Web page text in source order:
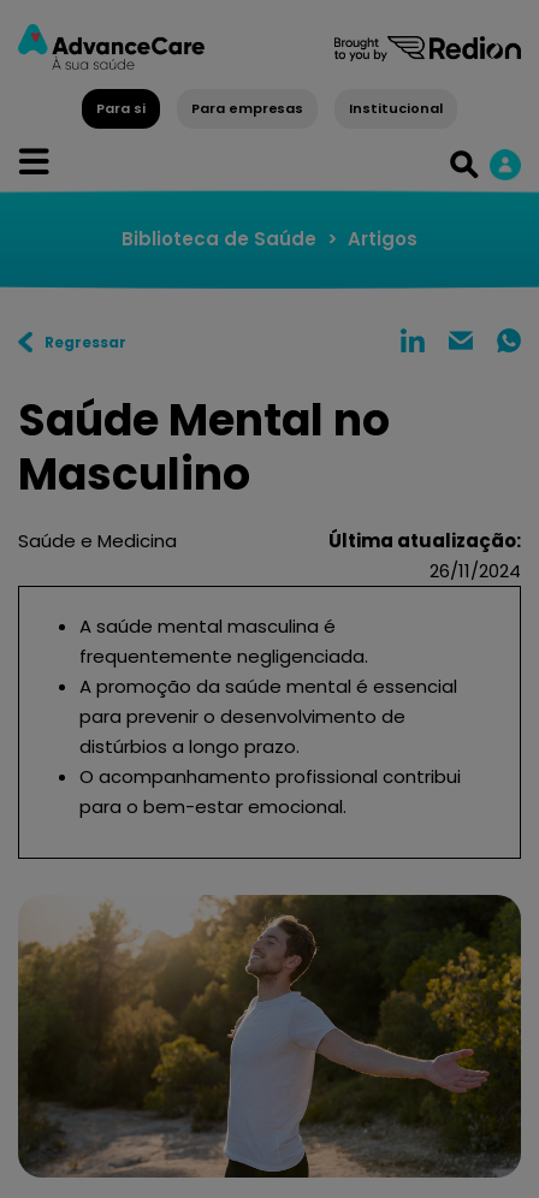
Para si Para empresas Institucional
Biblioteca de Saúde > Artigos
Regressar
Saúde Mental no
Masculino
Saúde e Medicina
Última atualização:
26/11/2024
A saúde mental masculina é
frequentemente negligenciada.
A promoção da saúde mental é essencial
para prevenir o desenvolvimento de
distúrbios a longo prazo.
O acompanhamento profissional contribui
para o bem-estar emocional.